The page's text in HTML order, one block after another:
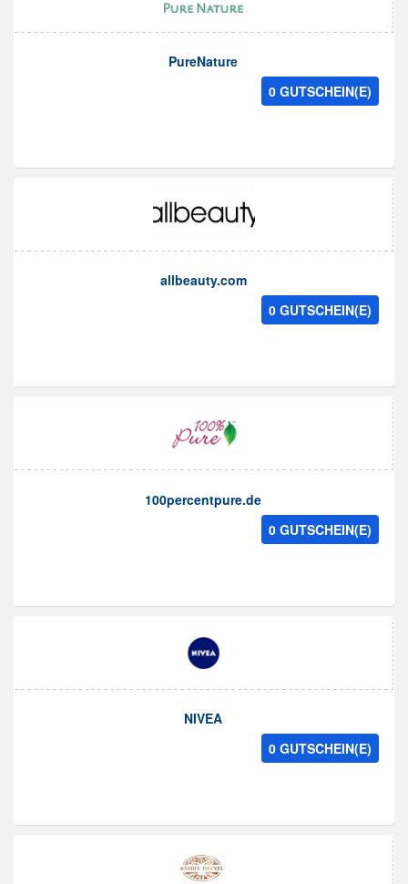
PureNature
0 GUTSCHEIN(E)
allbeauty.com
0 GUTSCHEIN(E)
100percentpure.de
0 GUTSCHEIN(E)
NIVEA
0 GUTSCHEIN(E)